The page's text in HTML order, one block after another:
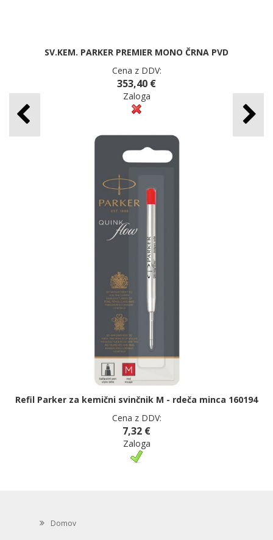
SV.KEM. PARKER PREMIER MONO ČRNA PVD
Cena z DDV:
353,40 €
Zaloga
Refil Parker za kemični svinčnik M - rdeča minca 160194
Cena z DDV:
7,32 €
Zaloga
Domov